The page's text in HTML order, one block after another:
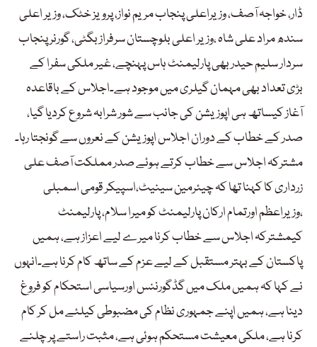
ڈار، خواجہ آصف، وزیراعلی پنجاب مریم نواز، پرویز خٹک، وزیر اعلی
سندھ مراد علی شاہ ،وزیر اعلی بلوچستان سرفراز بگٹی، گورنر پنجاب
سردار سلیم حیدر بھی پارلیمنٹ ہاس پہنچے، غیر ملکی سفرا کے
بڑی تعداد بھی مہمان گیلری میں موجود ہے۔اجلاس کے باقاعدہ
آغاز کیساتھ ہی اپوزیشن کی جانب سے شور شرابہ شروع کردیا گیا،
صدر کے خطاب کے دوران اجلاس اپوزیشن کے نعروں سے گونجتا رہا۔
مشترکہ اجلاس سے خطاب کرتے ہوئے صدر مملکت آصف علی
زرداری کا کہنا تھا کہ چیئرمین سینیٹ،اسپیکر قومی اسمبلی
،وزیراعظم اورتمام ارکان پارلیمنٹ کو میرا سلام، پارلیمنٹ
کیمشترکہ اجلاس سے خطاب کرنا میرے لیے اعزاز ہے، ہمیں
پاکستان کے بہتر مستقبل کے لیے عزم کے ساتھ کام کرنا ہے۔انہوں
نے کہا کہ ہمیں ملک میں گڈگورننس اورسیاسی استحکام کو فروغ
دینا ہے، ہمیں اپنے جمہوری نظام کی مضبوطی کیلئے مل کر کام
کرنا ہے، ملکی معیشت مستحکم ہوئی ہے، مثبت راستے پر چلنے